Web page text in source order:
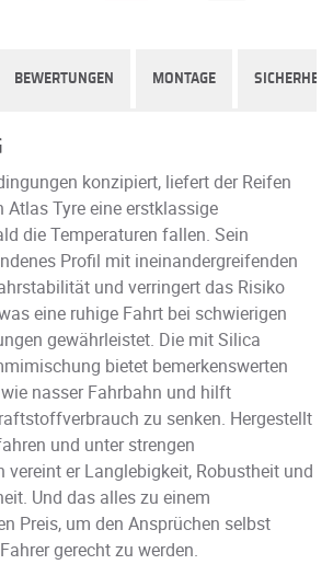
BEWERTUNGEN MONTAGE SICHERHEIT
konzipiert, liefert der Reifen
Atlas Tyre eine erstklassige
die Temperaturen fallen. Sein
Profil mit ineinandergreifenden
und verringert das Risiko
eine ruhige Fahrt bei schwierigen
gewährleistet. Die mit Silica
bietet bemerkenswerten
nasser Fahrbahn und hilft
zu senken. Hergestellt
und unter strengen
vereint er Langlebigkeit, Robustheit und
Und das alles zu einem
Preis, um den Ansprüchen selbst
gerecht zu werden.